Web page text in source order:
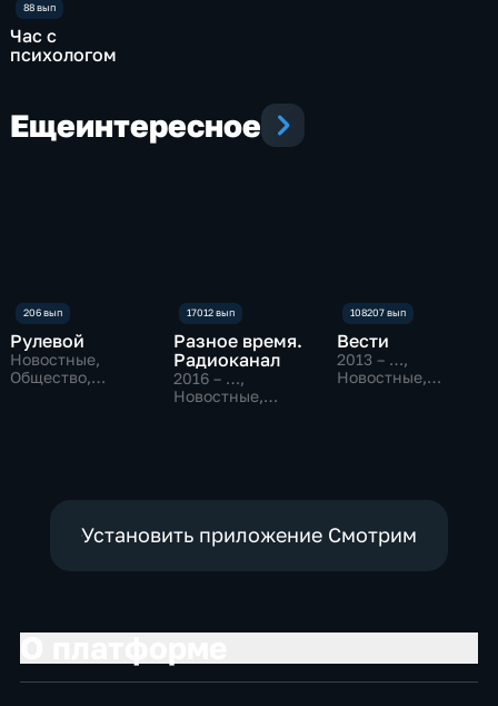
Час с
психологом
Ещеинтересное
Рулевой
Новостные,
Общество,
Разное время.
Радиоканал
2016 – …,
Новостные,
Вести
2013 – …,
Новостные,
Установить приложение Смотрим